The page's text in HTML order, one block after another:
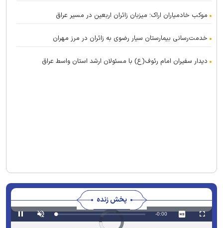
موکب خادمیاران اراک؛ میزبان زائران اربعین در مسیر عراق
خدمت‌رسانی بیمارستان سیار رضوی به زائران در مرز مهران
دیدار سفیران امام رئوف(ع) با مسئولان ارشد استان واسط عراق
پخش زنده
Video
is
Pause Unmute Loaded:
0%
Progress:
0%
Remaining
-0:00 Fullscreen